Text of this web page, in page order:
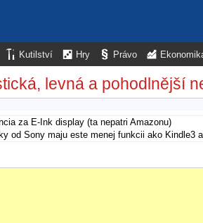
Kutilství Hry Právo
levná a pohodlnější
za E-Ink display (ta nepatri Amazonu)
od Sony maju este menej funkcii ako Kindle3